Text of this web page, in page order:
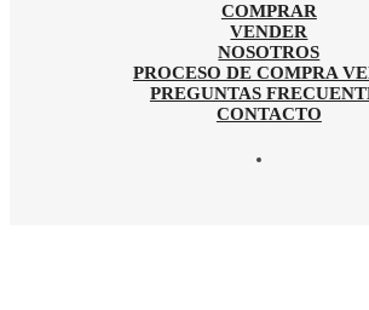
COMPRAR
VENDER
NOSOTROS
PROCESO DE COMPRA
PREGUNTAS
CONTACTO